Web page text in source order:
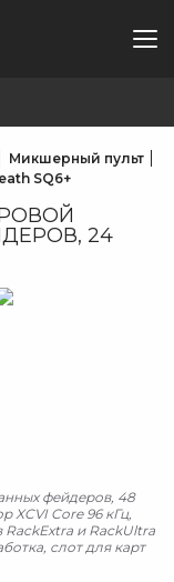
Микшерный пульт
SQ6+
24
фейдеров, 48
XCVI Core 96 кГц,
RackExtra и RackUltra
слот для карт